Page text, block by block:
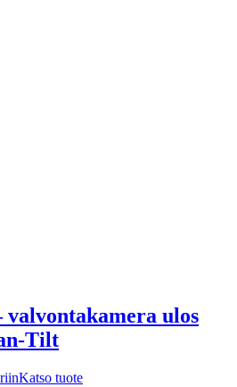
ulos
Tilt
Katso tuote